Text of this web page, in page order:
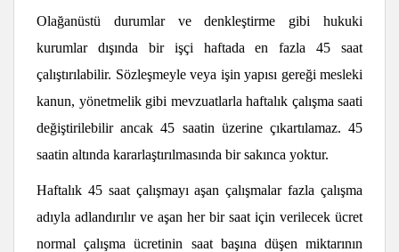
Olağanüstü durumlar ve denkleştirme gibi hukuki
kurumlar dışında bir işçi haftada en fazla 45 saat
çalıştırılabilir. Sözleşmeyle veya işin yapısı gereği mesleki
kanun, yönetmelik gibi mevzuatlarla haftalık çalışma saati
değiştirilebilir ancak 45 saatin üzerine çıkartılamaz. 45
saatin altında kararlaştırılmasında bir sakınca yoktur.
Haftalık 45 saat çalışmayı aşan çalışmalar fazla çalışma
adıyla adlandırılır ve aşan her bir saat için verilecek ücret
normal çalışma ücretinin saat başına düşen miktarının